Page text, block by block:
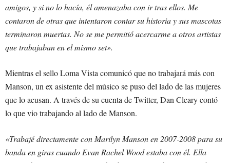
amigos, y si no lo hacía, él amenazaba con ir tras ellos. Me
contaron de otras que intentaron contar su historia y sus mascotas
terminaron muertas. No se me permitió acercarme a otros artistas
que trabajaban en el mismo set».
Mientras el sello Loma Vista comunicó que no trabajará más con
Manson, un ex asistente del músico se puso del lado de las mujeres
que lo acusan. A través de su cuenta de Twitter, Dan Cleary contó
lo que vio trabajando al lado de Manson.
«Trabajé directamente con Marilyn Manson en 2007-2008 para su
banda en giras cuando Evan Rachel Wood estaba con él. Ella